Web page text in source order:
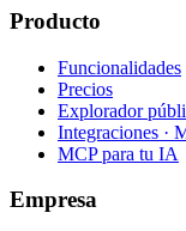
Producto
Funcionalidades
Precios
Explorador
Integraciones ·
MCP para tu IA
Empresa